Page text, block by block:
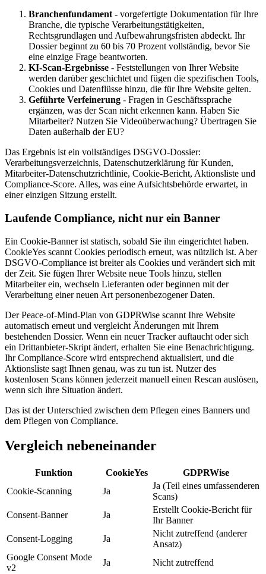
Branchenfundament - vorgefertigte Dokumentation für Ihre
Branche, die typische Verarbeitungstätigkeiten,
Rechtsgrundlagen und Aufbewahrungsfristen abdeckt. Ihr
Dossier beginnt zu 60 bis 70 Prozent vollständig, bevor Sie
eine einzige Frage beantworten.
KI-Scan-Ergebnisse - Feststellungen von Ihrer Website
werden darüber geschichtet und fügen die spezifischen Tools,
Cookies und Datenflüsse hinzu, die für Ihre Website gelten.
Geführte Verfeinerung - Fragen in Geschäftssprache
ergänzen, was der Scan nicht erkennen kann. Haben Sie
Mitarbeiter? Nutzen Sie Videoüberwachung? Übertragen Sie
Daten außerhalb der EU?
Das Ergebnis ist ein vollständiges DSGVO-Dossier:
Verarbeitungsverzeichnis, Datenschutzerklärung für Kunden,
Mitarbeiter-Datenschutzrichtlinie, Cookie-Bericht, Aktionsliste und
Compliance-Score. Alles, was eine Aufsichtsbehörde erwartet, in
einer einzigen Sitzung erstellt.
Laufende Compliance, nicht nur ein Banner
Ein Cookie-Banner ist statisch, sobald Sie ihn eingerichtet haben.
CookieYes scannt Cookies periodisch erneut, was nützlich ist. Aber
DSGVO-Compliance ist breiter als Cookies und verändert sich mit
der Zeit. Sie fügen Ihrer Website neue Tools hinzu, stellen
Mitarbeiter ein, wechseln Lieferanten oder beginnen mit der
Verarbeitung einer neuen Art personenbezogener Daten.
Der Peace-of-Mind-Plan von GDPRWise scannt Ihre Website
automatisch erneut und vergleicht Änderungen mit Ihrem
bestehenden Dossier. Wenn ein neuer Tracker auftaucht oder sich
ein Drittanbieter-Skript ändert, erhalten Sie eine Benachrichtigung.
Ihr Compliance-Score wird entsprechend aktualisiert, und die
Aktionsliste sagt Ihnen genau, was zu tun ist. Nutzer des
kostenlosen Scans können jederzeit manuell einen Rescan auslösen,
wenn sich ihre Situation ändert.
Das ist der Unterschied zwischen dem Pflegen eines Banners und
dem Pflegen von Compliance.
Vergleich nebeneinander
Funktion CookieYes
GDPRWise
Cookie-Scanning
Ja
Ja (Teil eines umfassenderen
Scans)
Consent-Banner
Ja
Erstellt Cookie-Bericht für
Ihr Banner
Consent-Logging
Ja
Nicht zutreffend (anderer
Ansatz)
Google Consent Mode
v2
Ja
Nicht zutreffend